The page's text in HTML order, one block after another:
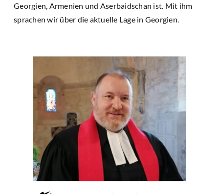
Georgien, Armenien und Aserbaidschan ist. Mit ihm
sprachen wir über die aktuelle Lage in Georgien.